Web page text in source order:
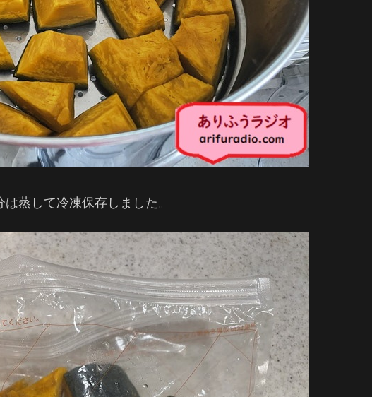
蒸して冷凍保存しました。